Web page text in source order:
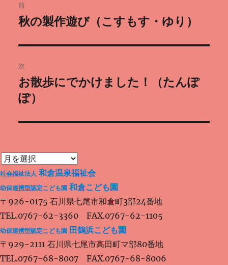
稿
ゲ
ー
ン
前
前
投
稿:
秋の製作遊び（こすもす・ゆり）
次
次
の
稿:
お散歩にでかけました！（たんぽ
ぽ）
社会福祉法人 和倉温泉福祉会
幼保連携型認定こども園 和倉こども園
〒926-0175 石川県七尾市和倉町3部24番地
TEL.0767-62-3360 FAX.0767-62-1105
幼保連携型認定こども園 田鶴浜こども園
〒929-2111 石川県七尾市高田町マ部80番地
TEL.0767-68-8007 FAX.0767-68-8006